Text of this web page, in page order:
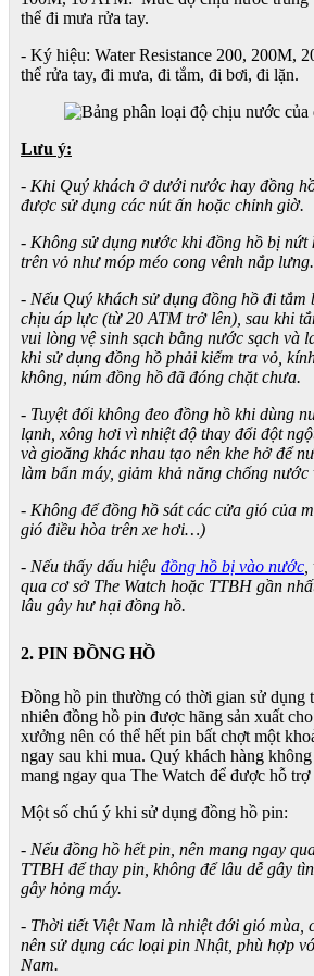
thể đi mưa rửa tay.
- Ký hiệu: Water Resistance 200, 200M,
thể rửa tay, đi mưa, đi tắm, đi bơi, đi lặn.
Lưu ý:
- Khi Quý khách ở dưới nước hay đồng
được sử dụng các nút ấn hoặc chỉnh giờ.
- Không sử dụng nước khi đồng hồ bị nứt
trên vỏ như móp méo cong vênh nắp lưng.
- Nếu Quý khách sử dụng đồng hồ đi
chịu áp lực (từ 20 ATM trở lên), sau khi
vui lòng vệ sinh sạch bằng nước sạch và
khi sử dụng đồng hồ phải kiểm tra vỏ,
không, núm đồng hồ đã đóng chặt chưa.
- Tuyệt đối không đeo đồng hồ khi dùng
lạnh, xông hơi vì nhiệt độ thay đổi đột
và gioăng khác nhau tạo nên khe hở để
làm bẩn máy, giảm khả năng chống nước
- Không để đồng hồ sát các cửa gió của
gió điều hòa trên xe hơi…)
- Nếu thấy dấu hiệu đồng hồ bị vào nước
qua cơ sở The Watch hoặc TTBH gần
lâu gây hư hại đồng hồ.
2. PIN ĐỒNG HỒ
Đồng hồ pin thường có thời gian sử dụng
nhiên đồng hồ pin được hãng sản xuất
xưởng nên có thể hết pin bất chợt một
ngay sau khi mua. Quý khách hàng
mang ngay qua The Watch để được hỗ
Một số chú ý khi sử dụng đồng hồ pin:
- Nếu đồng hồ hết pin, nên mang ngay
TTBH để thay pin, không để lâu dễ gây
gây hỏng máy.
- Thời tiết Việt Nam là nhiệt đới gió mùa,
nên sử dụng các loại pin Nhật, phù hợp
Nam.